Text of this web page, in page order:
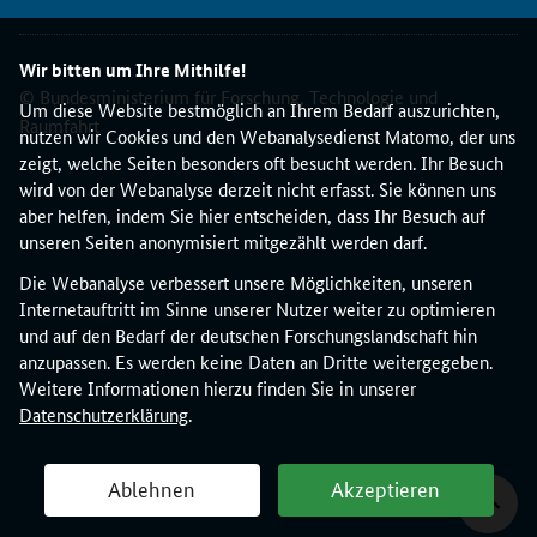
Wir bitten um Ihre Mithilfe!
Um diese Website bestmöglich an Ihrem Bedarf auszurichten,
nutzen wir Cookies und den Webanalysedienst Matomo, der uns
zeigt, welche Seiten besonders oft besucht werden. Ihr Besuch
wird von der Webanalyse derzeit nicht erfasst. Sie können uns
aber helfen, indem Sie hier entscheiden, dass Ihr Besuch auf
unseren Seiten anonymisiert mitgezählt werden darf.
Die Webanalyse verbessert unsere Möglichkeiten, unseren
Internetauftritt im Sinne unserer Nutzer weiter zu optimieren
und auf den Bedarf der deutschen Forschungslandschaft hin
anzupassen. Es werden keine Daten an Dritte weitergegeben.
Weitere Informationen hierzu finden Sie in unserer
Datenschutzerklärung.
Ablehnen Akzeptieren
n
e
n
s
i
n
d
d
e
u
t
s
c
h
e
© Bundesministerium für Forschung, Technologie und
Raumfahrt